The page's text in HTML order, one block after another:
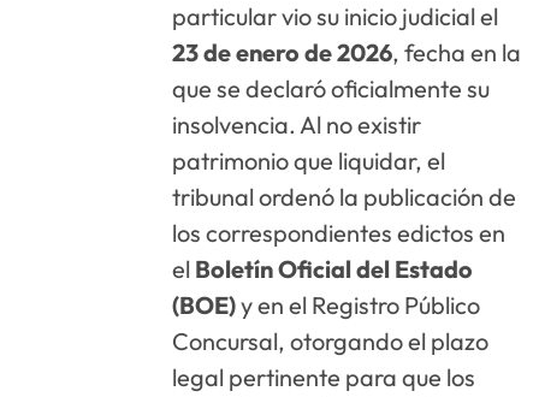
particular vio su inicio judicial el
23 de enero de 2026, fecha en la
que se declaró oficialmente su
insolvencia. Al no existir
patrimonio que liquidar, el
tribunal ordenó la publicación de
los correspondientes edictos en
el Boletín Oficial del Estado
(BOE)y en el Registro Público
Concursal, otorgando el plazo
legal pertinente para que los